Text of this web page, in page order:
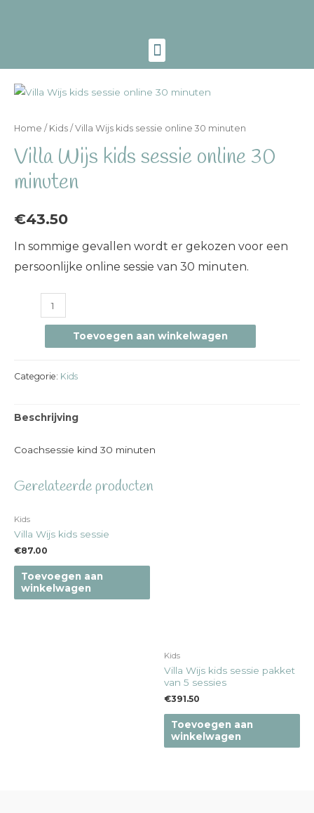
Home / Kids / Villa Wijs kids sessie online 30 minuten
Villa Wijs kids sessie online 30
minuten
€43.50
In sommige gevallen wordt er gekozen voor een
persoonlijke online sessie van 30 minuten.
Toevoegen aan winkelwagen
Categorie: Kids
Beschrijving
Coachsessie kind 30 minuten
Gerelateerde producten
Kids
Villa Wijs kids sessie
€87.00
Toevoegen aan
winkelwagen
Kids
Villa Wijs kids sessie pakket
van 5 sessies
€391.50
Toevoegen aan
winkelwagen